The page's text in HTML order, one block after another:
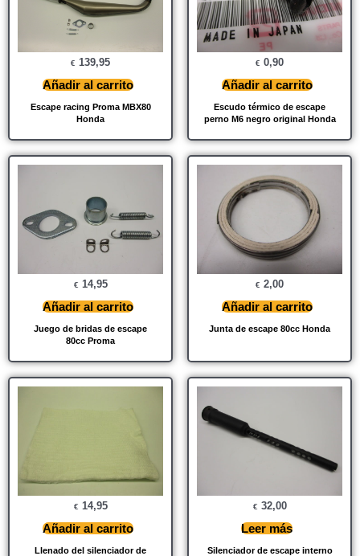
Escape racing Proma MBX80
Honda
€ 139,95
Añadir al carrito
Escudo térmico de escape
perno M6 negro original Honda
€ 0,90
Añadir al carrito
Juego de bridas de escape
80cc Proma
€ 14,95
Añadir al carrito
Junta de escape 80cc Honda
€ 2,00
Añadir al carrito
Llenado del silenciador de
€ 14,95
Añadir al carrito
Silenciador de escape interno
€ 32,00
Leer más